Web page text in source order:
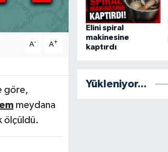
A- A+
göre,
meydana
ölçüldü.
Elini spiral
makinesine
kaptırdı
Yükleniyor...